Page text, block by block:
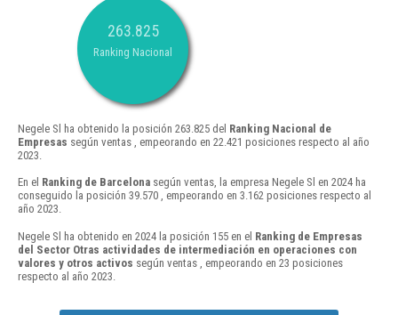
263.825
Ranking Nacional
Negele Sl ha obtenido la posición 263.825 del Ranking Nacional de
Empresas según ventas , empeorando en 22.421 posiciones respecto al año
2023.
En el Ranking de Barcelona según ventas, la empresa Negele Sl en 2024 ha
conseguido la posición 39.570 , empeorando en 3.162 posiciones respecto al
año 2023.
Negele Sl ha obtenido en 2024 la posición 155 en el Ranking de Empresas
del Sector Otras actividades de intermediación en operaciones con
valores y otros activos según ventas , empeorando en 23 posiciones
respecto al año 2023.